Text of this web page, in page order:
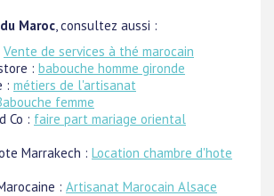
Maroc , consultez aussi :
Vente de services à thé marocain
: babouche homme gironde
: métiers de l'artisanat
femme
Co : faire part mariage oriental
Marrakech : Location chambre d'hote
: Artisanat Marocain Alsace